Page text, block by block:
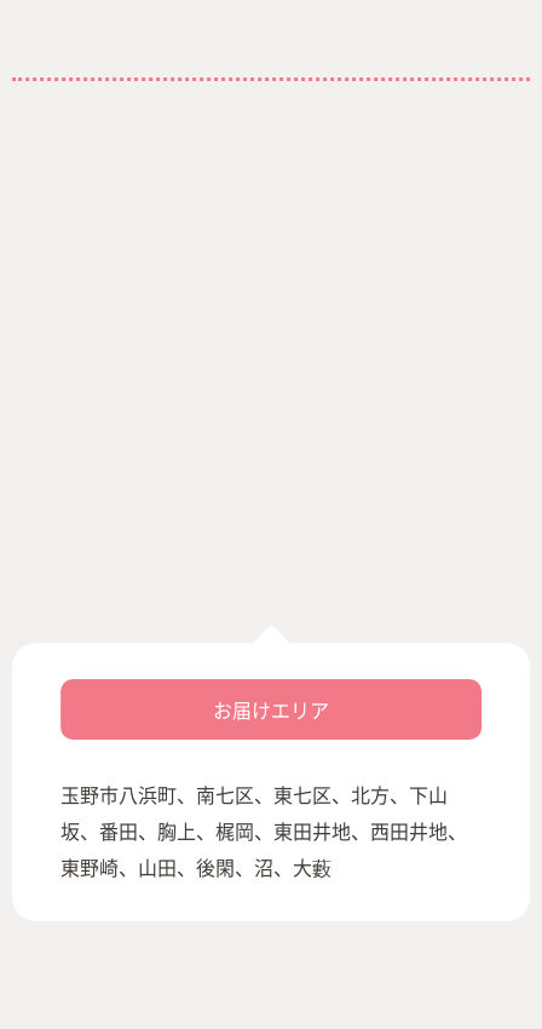
お届けエリア
玉野市八浜町、南七区、東七区、北方、下山
坂、番田、胸上、梶岡、東田井地、西田井地、
東野崎、山田、後閑、沼、大藪